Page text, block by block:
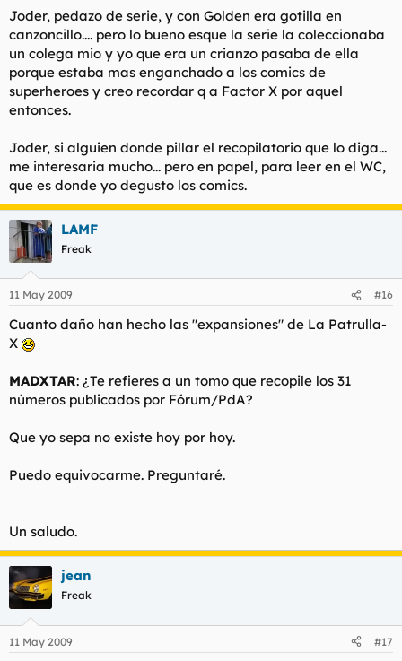
Joder, pedazo de serie, y con Golden era gotilla en
canzoncillo.... pero lo bueno esque la serie la coleccionaba
un colega mio y yo que era un crianzo pasaba de ella
porque estaba mas enganchado a los comics de
superheroes y creo recordar q a Factor X por aquel
entonces.
Joder, si alguien donde pillar el recopilatorio que lo diga...
me interesaria mucho... pero en papel, para leer en el WC,
que es donde yo degusto los comics.
LAMF
Freak
11 May 2009 #16
Cuanto daño han hecho las "expansiones" de La Patrulla-
X
MADXTAR: ¿Te refieres a un tomo que recopile los 31
números publicados por Fórum/PdA?
Que yo sepa no existe hoy por hoy.
Puedo equivocarme. Preguntaré.
Un saludo.
jean
Freak
11 May 2009 #17